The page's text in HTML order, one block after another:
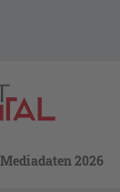
Mediadaten 2026